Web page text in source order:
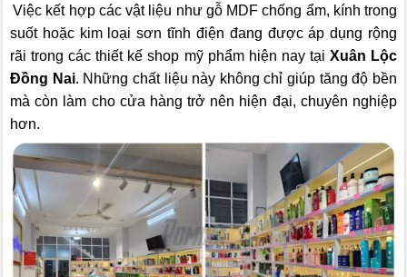
Việc kết hợp các vật liệu như gỗ MDF chống ẩm, kính trong
suốt hoặc kim loại sơn tĩnh điện đang được áp dụng rộng
rãi trong các thiết kế shop mỹ phẩm hiện nay tại Xuân Lộc
Đồng Nai. Những chất liệu này không chỉ giúp tăng độ bền
mà còn làm cho cửa hàng trở nên hiện đại, chuyên nghiệp
hơn.